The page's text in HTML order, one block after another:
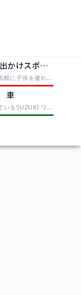
家族でお出かけスポット
短い休日に気軽に子供を連れていける場所や、手軽に行けて満足度の高いスポットとか
車
家族の乗っているSUZUKI ワゴンRスティングレー MH22Sを中心に記事を書いていきます。